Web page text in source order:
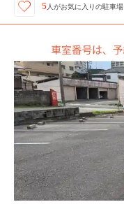
5 人がお気に入りの駐車場